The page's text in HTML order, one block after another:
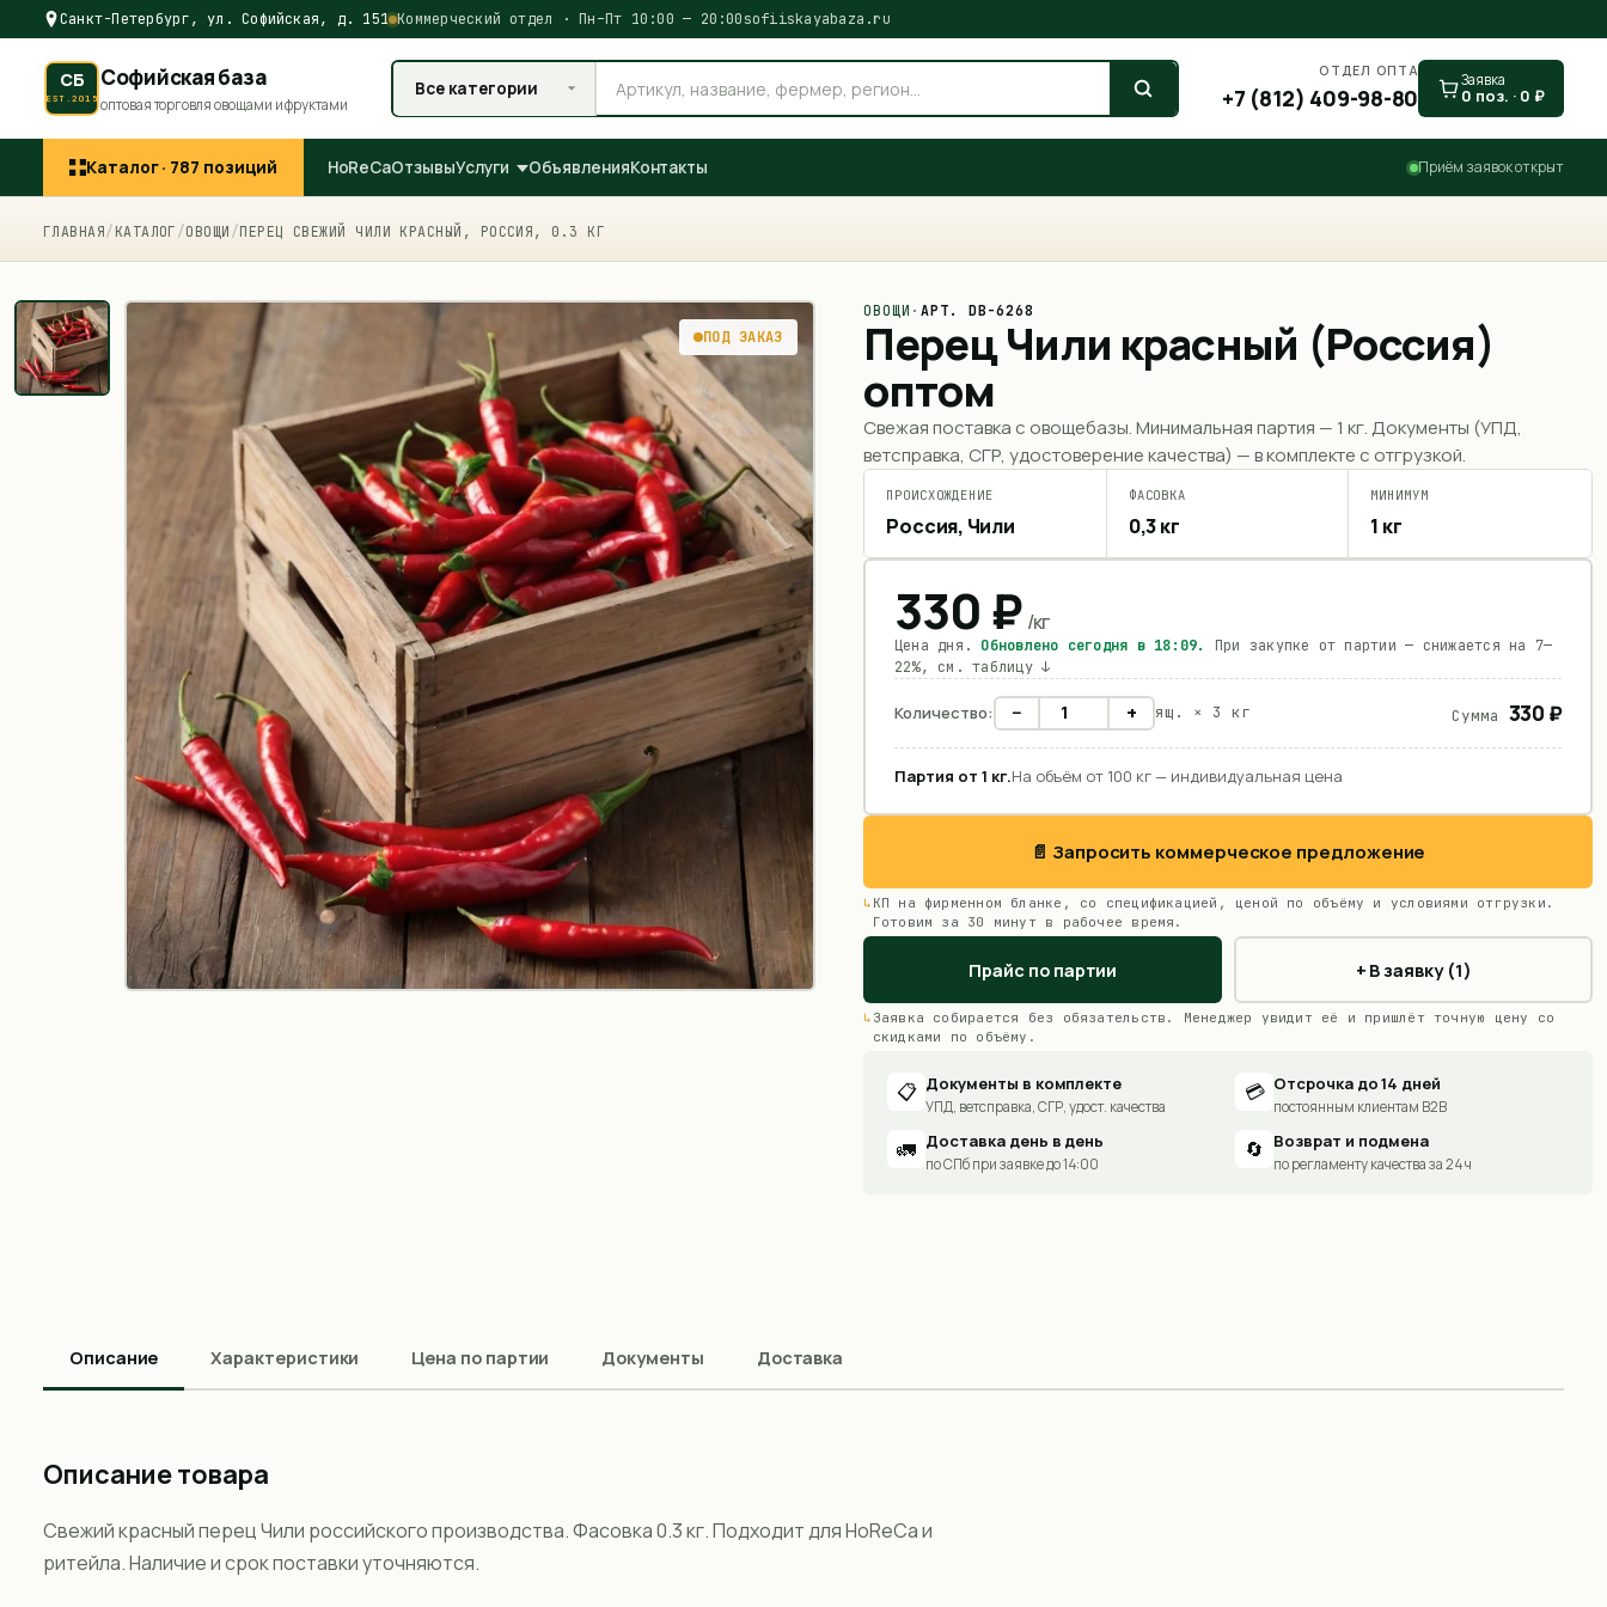
Санкт-Петербург, ул. Софийская, д. 151 Коммерческий отдел · Пн–Пт 10:00 — 20:00sofiiskayabaza.ru
СБ
EST.2015
Софийская база
оптовая торговля овощами и фруктами
Все категории
ОТДЕЛ ОПТА
+7 (812) 409-98-80
Заявка
0 поз. · 0 ₽
Каталог · 787 позиций HoReCaОтзывыУслуги ОбъявленияКонтакты Приём заявок открыт
ГЛАВНАЯ/ КАТАЛОГ /ОВОЩИ /ПЕРЕЦ СВЕЖИЙ ЧИЛИ КРАСНЫЙ, РОССИЯ, 0.3 КГ
ПОД ЗАКАЗ
ОВОЩИ · АРТ. DB-6268
Перец Чили красный (Россия)
оптом
Свежая поставка с овощебазы. Минимальная партия —1 кг. Документы (УПД,
ветсправка, СГР, удостоверение качества) — в комплекте с отгрузкой.
ПРОИСХОЖДЕНИЕ
Россия, Чили
ФАСОВКА
0,3 кг
МИНИМУМ
1 кг
330 ₽ /кг
Цена дня. Обновлено сегодня в 18:09.
При закупке от партии — снижается на 7—
22%, см. таблицу ↓
Количество: − + ящ. × 3 кг Сумма 330 ₽
Партия от 1 кг.На объём от 100 кг — индивидуальная цена
📄 Запросить коммерческое предложение
КП на фирменном бланке, со спецификацией, ценой по объёму и условиями отгрузки.
Готовим за 30 минут в рабочее время.
Прайс по партии + В заявку (1)
Заявка собирается без обязательств. Менеджер увидит её и пришлёт точную цену со
скидками по объёму.
📋 Документы в комплекте
УПД, ветсправка, СГР, удост. качества
💳 Отсрочка до 14 дней
постоянным клиентам B2B
🚛 Доставка день в день
по СПб при заявке до 14:00
🔄 Возврат и подмена
по регламенту качества за 24 ч
Описание Характеристики Цена по партии Документы Доставка
Описание товара
Свежий красный перец Чили российского производства. Фасовка 0.3 кг. Подходит для HoReCa и
ритейла. Наличие и срок поставки уточняются.